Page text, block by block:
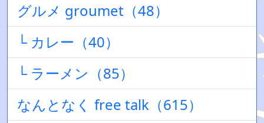
グルメ groumet（48）
└ カレー（40）
└ ラーメン（85）
なんとなく free talk（615）